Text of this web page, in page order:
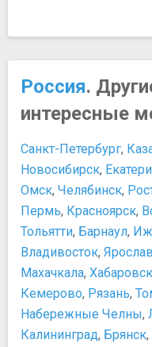
Россия.
интересные
Санкт-Петербург,
Новосибирск,
Омск, Челябинск,
Пермь, Красноярск,
Тольятти, Барнаул,
Владивосток,
Махачкала, Хабаровск
Кемерово, Рязань,
Набережные Челны,
Калининград, Брянск,